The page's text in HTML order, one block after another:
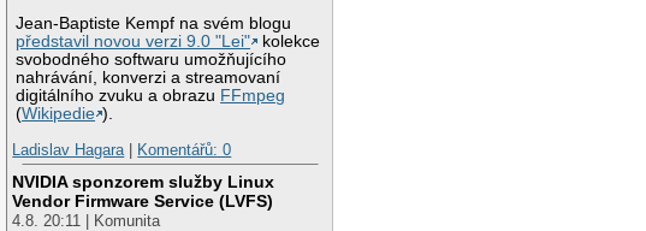
Jean-Baptiste Kempf na svém blogu
představil novou verzi 9.0 "Lei"
kolekce
svobodného softwaru umožňujícího
nahrávání, konverzi a streamovaní
digitálního zvuku a obrazu FFmpeg
(Wikipedie ).
Ladislav Hagara| Komentářů: 0
NVIDIA sponzorem služby Linux
Vendor Firmware Service (LVFS)
4.8. 20:11 | Komunita